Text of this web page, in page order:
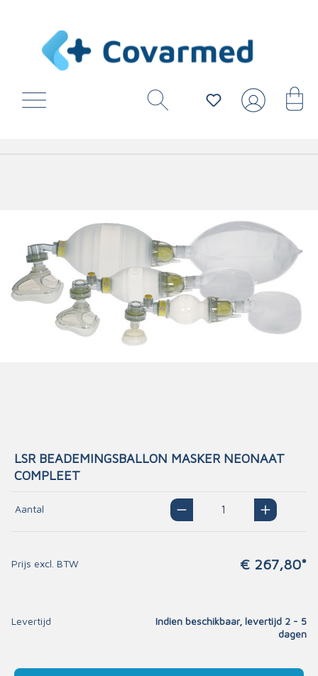
LSR BEADEMINGSBALLON MASKER NEONAAT
COMPLEET
Aantal
Prijs excl. BTW € 267,80*
Levertijd
Indien beschikbaar, levertijd 2 - 5
dagen